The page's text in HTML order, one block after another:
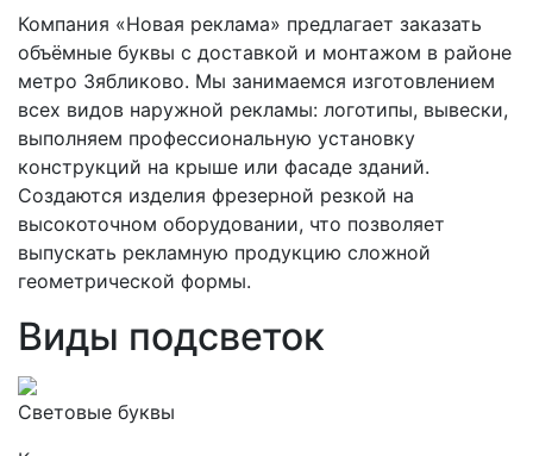
Компания «Новая реклама» предлагает заказать
объёмные буквы с доставкой и монтажом в районе
метро Зябликово. Мы занимаемся изготовлением
всех видов наружной рекламы: логотипы, вывески,
выполняем профессиональную установку
конструкций на крыше или фасаде зданий.
Создаются изделия фрезерной резкой на
высокоточном оборудовании, что позволяет
выпускать рекламную продукцию сложной
геометрической формы.
Виды подсветок
Световые буквы